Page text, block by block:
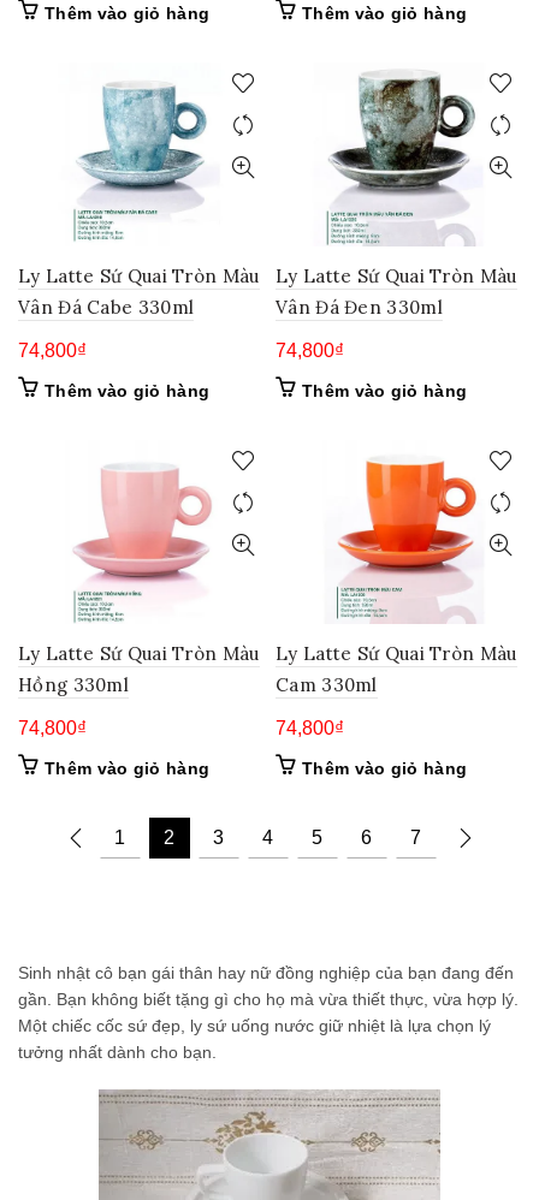
Thêm vào giỏ hàng Thêm vào giỏ hàng
Ly Latte Sứ Quai Tròn Màu
Vân Đá Cabe 330ml
74,800₫
Thêm vào giỏ hàng
Ly Latte Sứ Quai Tròn Màu
Vân Đá Đen 330ml
74,800₫
Thêm vào giỏ hàng
Ly Latte Sứ Quai Tròn Màu
Hồng 330ml
74,800₫
Thêm vào giỏ hàng
Ly Latte Sứ Quai Tròn Màu
Cam 330ml
74,800₫
Thêm vào giỏ hàng
1 2 3 4 5 6 7
Sinh nhật cô bạn gái thân hay nữ đồng nghiệp của bạn đang đến
gần. Bạn không biết tặng gì cho họ mà vừa thiết thực, vừa hợp lý.
Một chiếc cốc sứ đẹp, ly sứ uống nước giữ nhiệt là lựa chọn lý
tưởng nhất dành cho bạn.